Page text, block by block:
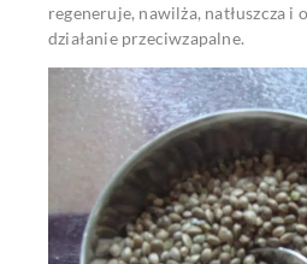
regeneruje, nawilża, natłuszcza i
działanie przeciwzapalne.